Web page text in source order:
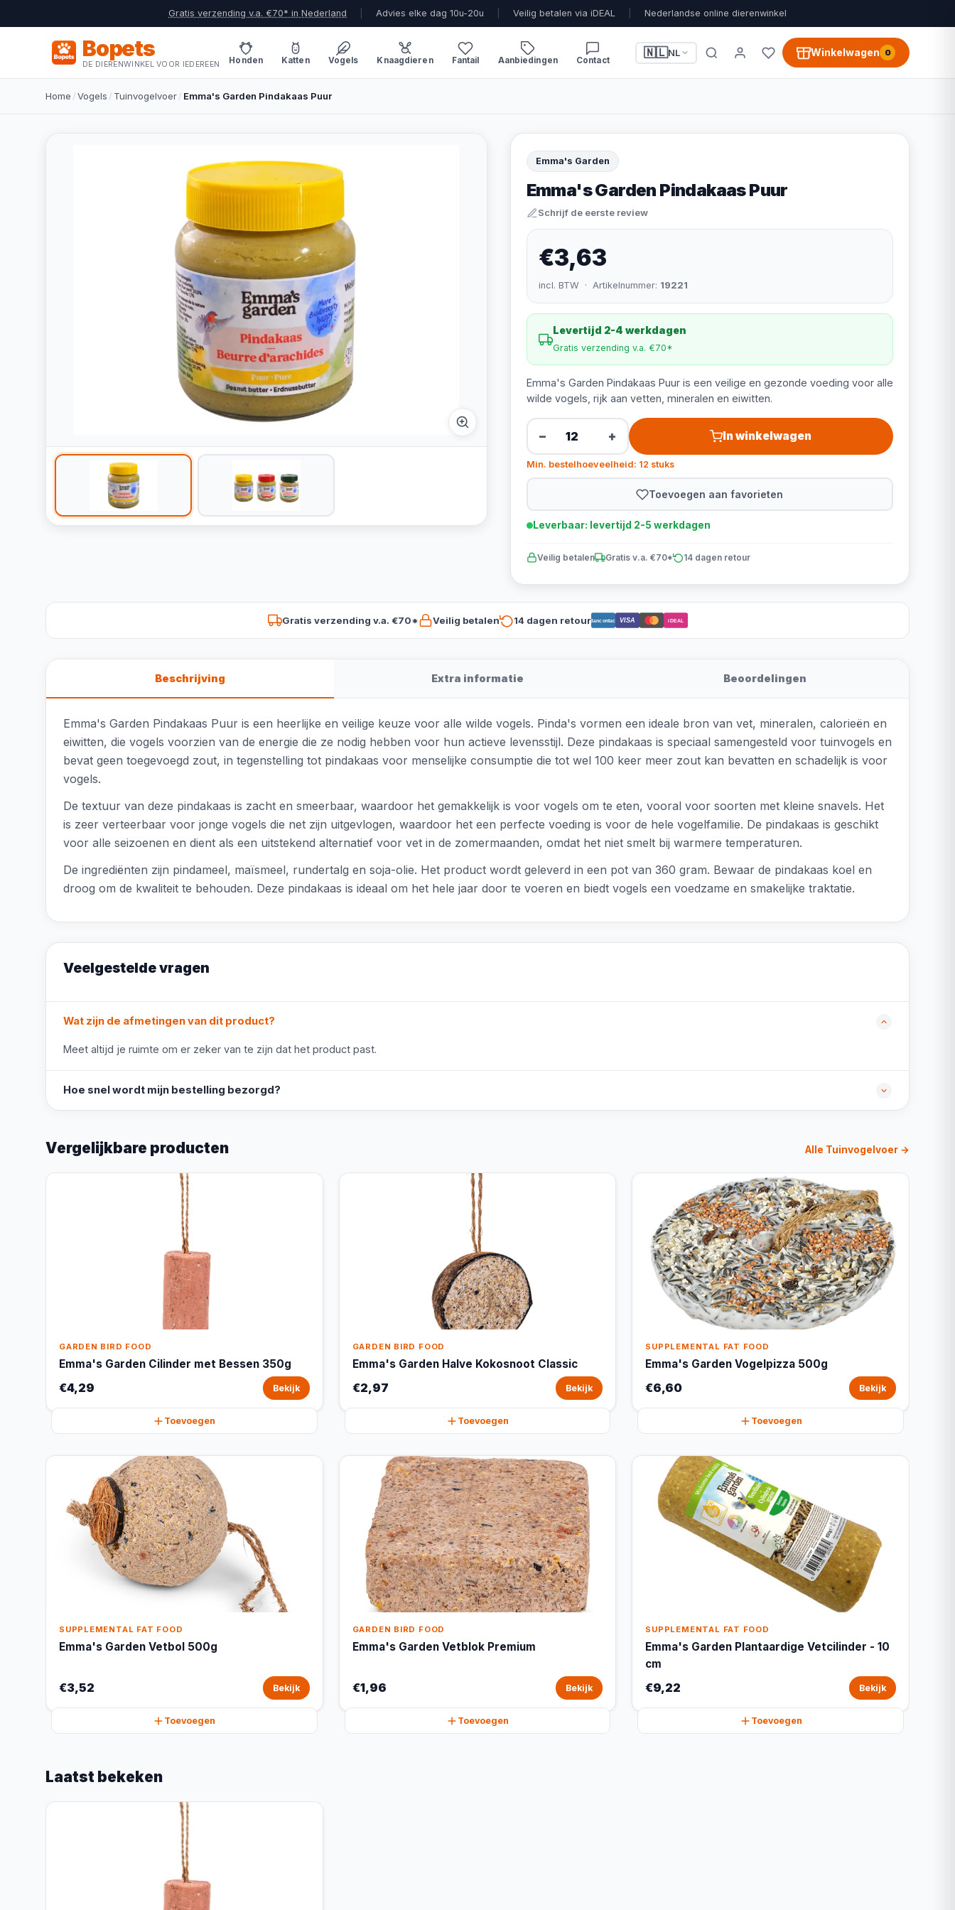
Gratis verzending v.a. €70* in Nederland Advies elke dag 10u-20u Veilig betalen via iDEAL Nederlandse online dierenwinkel
Bopets
DE DIERENWINKEL VOOR IEDEREEN Honden Katten Vogels Knaagdieren Fantail Aanbiedingen Contact
🇳🇱NL Winkelwagen 0
Home /Vogels / Tuinvogelvoer/ Emma's Garden Pindakaas Puur
Emma's Garden
Emma's Garden Pindakaas Puur
Schrijf de eerste review
€3,63
incl. BTW · Artikelnummer: 19221
Levertijd 2-4 werkdagen
Gratis verzending v.a. €70*
Emma's Garden Pindakaas Puur is een veilige en gezonde voeding voor alle
wilde vogels, rijk aan vetten, mineralen en eiwitten.
− + In winkelwagen
Min. bestelhoeveelheid: 12 stuks
Toevoegen aan favorieten
Leverbaar: levertijd 2-5 werkdagen
Veilig betalen Gratis v.a. €70* 14 dagen retour
Gratis verzending v.a. €70* Veilig betalen 14 dagen retourBancontact VISA iDEAL
Beschrijving Extra informatie Beoordelingen
Emma's Garden Pindakaas Puur is een heerlijke en veilige keuze voor alle wilde vogels. Pinda's vormen een ideale bron van vet, mineralen, calorieën en
eiwitten, die vogels voorzien van de energie die ze nodig hebben voor hun actieve levensstijl. Deze pindakaas is speciaal samengesteld voor tuinvogels en
bevat geen toegevoegd zout, in tegenstelling tot pindakaas voor menselijke consumptie die tot wel 100 keer meer zout kan bevatten en schadelijk is voor
vogels.
De textuur van deze pindakaas is zacht en smeerbaar, waardoor het gemakkelijk is voor vogels om te eten, vooral voor soorten met kleine snavels. Het
is zeer verteerbaar voor jonge vogels die net zijn uitgevlogen, waardoor het een perfecte voeding is voor de hele vogelfamilie. De pindakaas is geschikt
voor alle seizoenen en dient als een uitstekend alternatief voor vet in de zomermaanden, omdat het niet smelt bij warmere temperaturen.
De ingrediënten zijn pindameel, maïsmeel, rundertalg en soja-olie. Het product wordt geleverd in een pot van 360 gram. Bewaar de pindakaas koel en
droog om de kwaliteit te behouden. Deze pindakaas is ideaal om het hele jaar door te voeren en biedt vogels een voedzame en smakelijke traktatie.
Veelgestelde vragen
Wat zijn de afmetingen van dit product?
Meet altijd je ruimte om er zeker van te zijn dat het product past.
Hoe snel wordt mijn bestelling bezorgd?
Vergelijkbare producten Alle Tuinvogelvoer →
GARDEN BIRD FOOD
Emma's Garden Cilinder met Bessen 350g
€4,29 Bekijk
Toevoegen
GARDEN BIRD FOOD
Emma's Garden Halve Kokosnoot Classic
€2,97 Bekijk
Toevoegen
SUPPLEMENTAL FAT FOOD
Emma's Garden Vogelpizza 500g
€6,60 Bekijk
Toevoegen
SUPPLEMENTAL FAT FOOD
Emma's Garden Vetbol 500g
€3,52 Bekijk
Toevoegen
GARDEN BIRD FOOD
Emma's Garden Vetblok Premium
€1,96 Bekijk
Toevoegen
SUPPLEMENTAL FAT FOOD
Emma's Garden Plantaardige Vetcilinder - 10
cm
€9,22 Bekijk
Toevoegen
Laatst bekeken